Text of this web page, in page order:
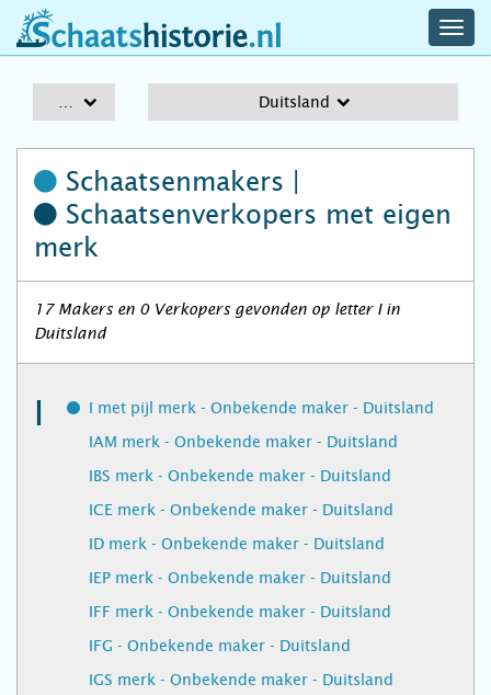
schaatshistorie.nl
Duitsland
Schaatsenmakers |
Schaatsenverkopers met eigen
merk
17 Makers en 0 Verkopers gevonden op letter I in
Duitsland
I
I met pijl merk - Onbekende maker - Duitsland
IAM merk - Onbekende maker - Duitsland
IBS merk - Onbekende maker - Duitsland
ICE merk - Onbekende maker - Duitsland
ID merk - Onbekende maker - Duitsland
IEP merk - Onbekende maker - Duitsland
IFF merk - Onbekende maker - Duitsland
IFG - Onbekende maker - Duitsland
IGS merk - Onbekende maker - Duitsland